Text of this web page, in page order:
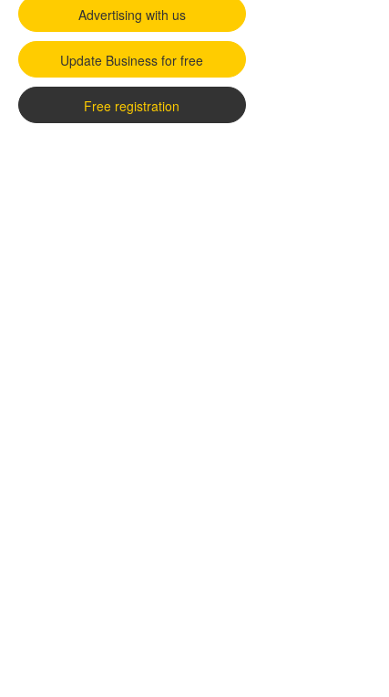
Advertising with us
Update Business for free
Free registration